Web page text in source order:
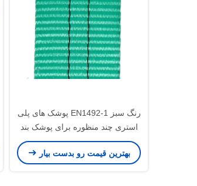
رنگ سبز EN1492-1 پوشک های پلی
استری چند منظوره برای پوشک بند
بهترین قیمت رو بدست بیار